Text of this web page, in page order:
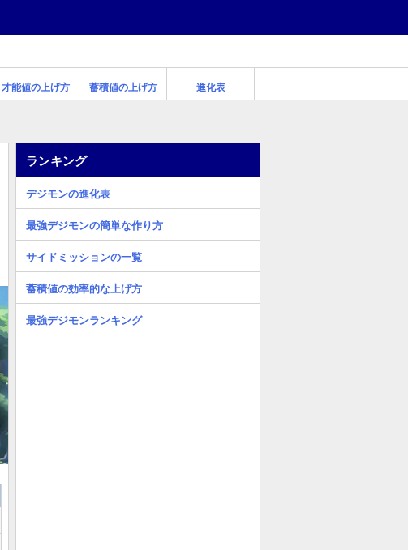
才能値の上げ方 蓄積値の上げ方 進化表
ランキング
デジモンの進化表
最強デジモンの簡単な作り方
サイドミッションの一覧
蓄積値の効率的な上げ方
最強デジモンランキング